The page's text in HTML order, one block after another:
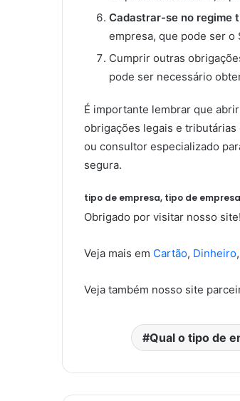
Cadastrar-se no regime
empresa, que pode ser o
Cumprir outras
pode ser necessário
É importante lembrar que
obrigações legais e
ou consultor especializado
segura.
tipo de empresa, tipo de
Obrigado por visitar nosso site!
Veja mais em Cartão, Dinheiro,
Veja também nosso site
Qual o tipo de